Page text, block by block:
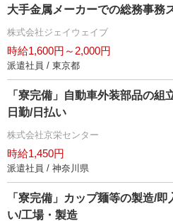
大手金属メーカーでの総務事務
株式会社ジェイウェイブ
時給1,600円～2,000円
派遣社員 / 東京都
「寮完備」自動車外装部品の組
日勤/日払い
株式会社京栄センター
時給1,450円
派遣社員 / 神奈川県
「寮完備」カップ麺等の製造/
い/工場・製造